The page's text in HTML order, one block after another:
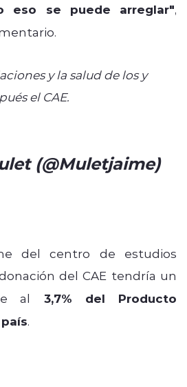
eso se puede arreglar",
y la salud de los y
el CAE.
(@Muletjaime)
del centro de estudios
del CAE tendría un
al
3,7% del Producto
.